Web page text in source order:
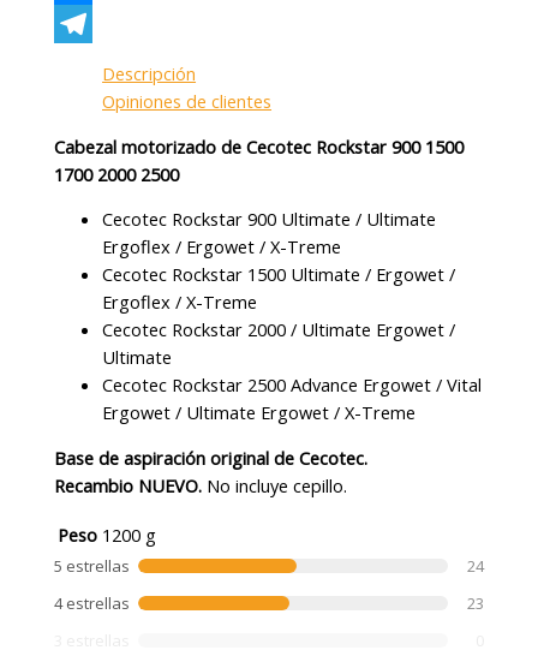
Messenger
Descripción
Opiniones de clientes
Cabezal motorizado de Cecotec Rockstar 900 1500
1700 2000 2500
Cecotec Rockstar 900 Ultimate / Ultimate
Ergoflex / Ergowet / X-Treme
Cecotec Rockstar 1500 Ultimate / Ergowet /
Ergoflex / X-Treme
Cecotec Rockstar 2000 / Ultimate Ergowet /
Ultimate
Cecotec Rockstar 2500 Advance Ergowet / Vital
Ergowet / Ultimate Ergowet / X-Treme
Base de aspiración original de Cecotec.
Recambio NUEVO. No incluye cepillo.
Peso 1200 g
5 estrellas
24
4 estrellas
23